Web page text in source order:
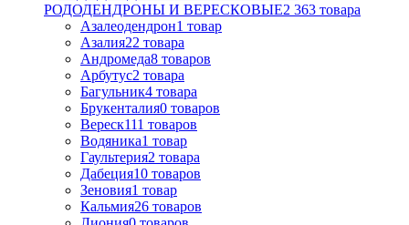
РОДОДЕНДРОНЫ И ВЕРЕСКОВЫЕ2 363 товара
Азалеодендрон1 товар
Азалия22 товара
Андромеда8 товаров
Арбутус2 товара
Багульник4 товара
Брукенталия0 товаров
Вереск111 товаров
Водяника1 товар
Гаультерия2 товара
Дабеция10 товаров
Зеновия1 товар
Кальмия26 товаров